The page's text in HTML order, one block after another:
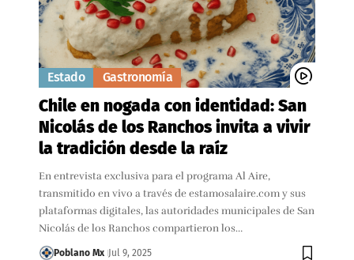
Estado Gastronomía
Chile en nogada con identidad: San
Nicolás de los Ranchos invita a vivir
la tradición desde la raíz
En entrevista exclusiva para el programa Al Aire,
transmitido en vivo a través de estamosalaire.com y sus
plataformas digitales, las autoridades municipales de San
Nicolás de los Ranchos compartieron los…
Poblano Mx Jul 9, 2025